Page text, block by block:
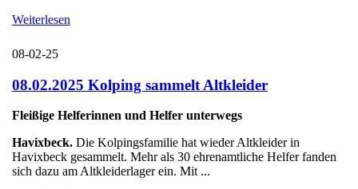
Weiterlesen
08-02-25
08.02.2025 Kolping sammelt Altkleider
Fleißige Helferinnen und Helfer unterwegs
Havixbeck. Die Kolpingsfamilie hat wieder Altkleider in
Havixbeck gesammelt. Mehr als 30 ehrenamtliche Helfer fanden
sich dazu am Altkleiderlager ein. Mit ...